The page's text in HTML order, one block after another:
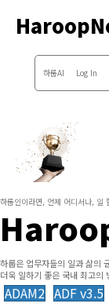
하룹AI Log In
하룹인이라면, 언제 어디서나, 일
하룹은 업무자들의 일과 삶의
더욱 일하기 좋은 국내 최고의
ADAM2 ADF v3.5